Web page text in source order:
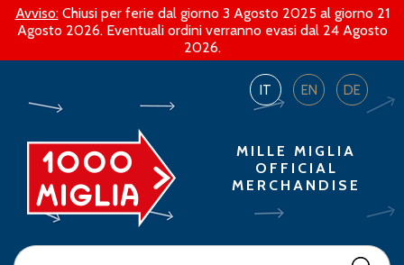
Avviso:Chiusi per ferie dal giorno 3 Agosto 2025 al giorno 21
Agosto 2026. Eventuali ordini verranno evasi dal 24 Agosto
2026.
IT EN DE
MILLE MIGLIA
OFFICIAL
MERCHANDISE